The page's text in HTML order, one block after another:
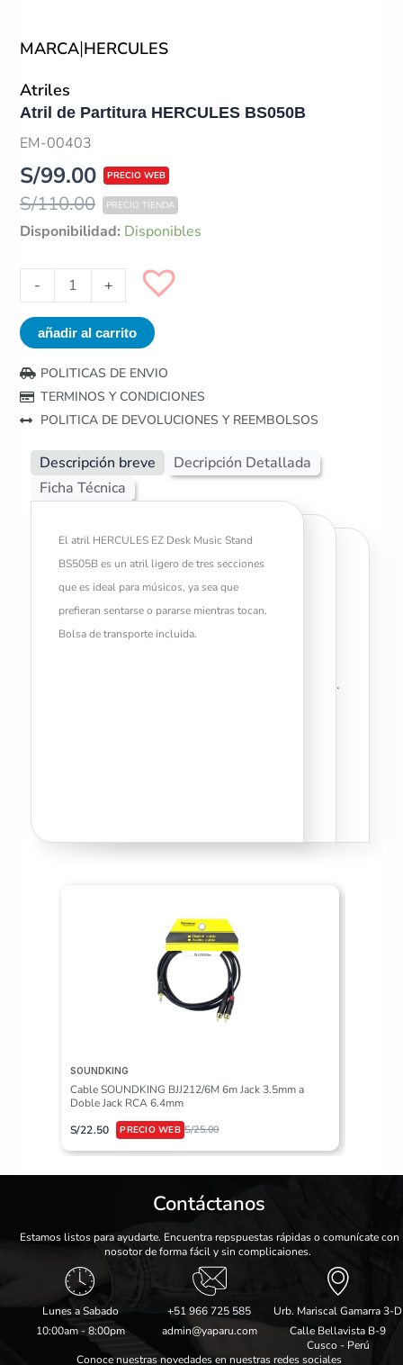
MARCA|HERCULES
Atriles
Atril de Partitura HERCULES BS050B
EM-00403
S/110.00
S/99.00
Disponibilidad: Disponibles
-
Atril
Partitura
HERCULES
BS050B
cantidad
+
añadir al carrito
POLITICAS DE ENVIO
TERMINOS Y CONDICIONES
POLITICA DE DEVOLUCIONES Y REEMBOLSOS
Descripción breve
Decripción Detallada
Ficha Técnica
El atril HERCULES EZ Desk Music Stand
BS505B es un atril ligero de tres secciones
que es ideal para músicos, ya sea que
prefieran sentarse o pararse mientras tocan.
Bolsa de transporte incluida.
CARACTERISTICAS
• Para usar sentado o de pie.
• Construcción resistente y
duradera. Bolsa de transporte
• Compacto cuando está doblado.
SOUNDKING
Cable SOUNDKING BJJ212/6M 6m Jack 3.5mm a
Doble Jack RCA 6.4mm
S/25.00
S/22.50
Contáctanos
Estamos listos para ayudarte. Encuentra repspuestas rápidas o comunícate con
nosotor de forma fácil y sin complicaiones.
Lunes a Sabado
10:00am - 8:00pm
+51 966 725 585
admin@yaparu.com
Urb. Mariscal Gamarra 3-D
Calle Bellavista B-9
Cusco - Perú
Conoce nuestras novedades en nuestras redes sociales